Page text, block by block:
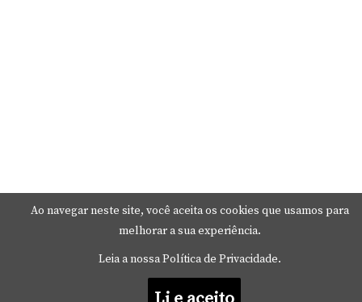
Ao navegar neste site, você aceita os cookies que usamos para
melhorar a sua experiência.
Leia a nossa Política de Privacidade.